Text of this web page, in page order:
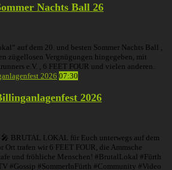
Nachts Ball 26
auf dem 20. und besten Sommer Nachts Ball ,
zügellosen Vergnügungen hingegeben, mit
e.V. , 6 FEET FOUR und vielen anderen.
07:30
2026
BRUTAL LOKAL für Euch unterwegs auf dem
trafen wir 6 FEET FOUR, die Ammsche
und fröhliche Menschen! #BrutalLokal #Fürth
#Gossip #SommerInFürth #Community #Video